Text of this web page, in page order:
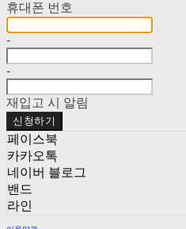
휴대폰 번호
-
-
재입고 시 알림
신청하기
페이스북
카카오톡
네이버 블로그
밴드
라인